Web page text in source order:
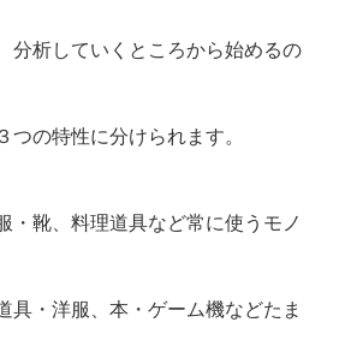
分析していくところから始めるの
つの特性に分けられます。
靴、料理道具など常に使うモノ
・洋服、本・ゲーム機などたま